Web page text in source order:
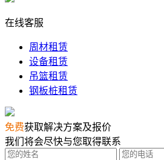
在线客服
周材租赁
设备租赁
吊篮租赁
钢板桩租赁
免费获取解决方案及报价
我们将会尽快与您取得联系